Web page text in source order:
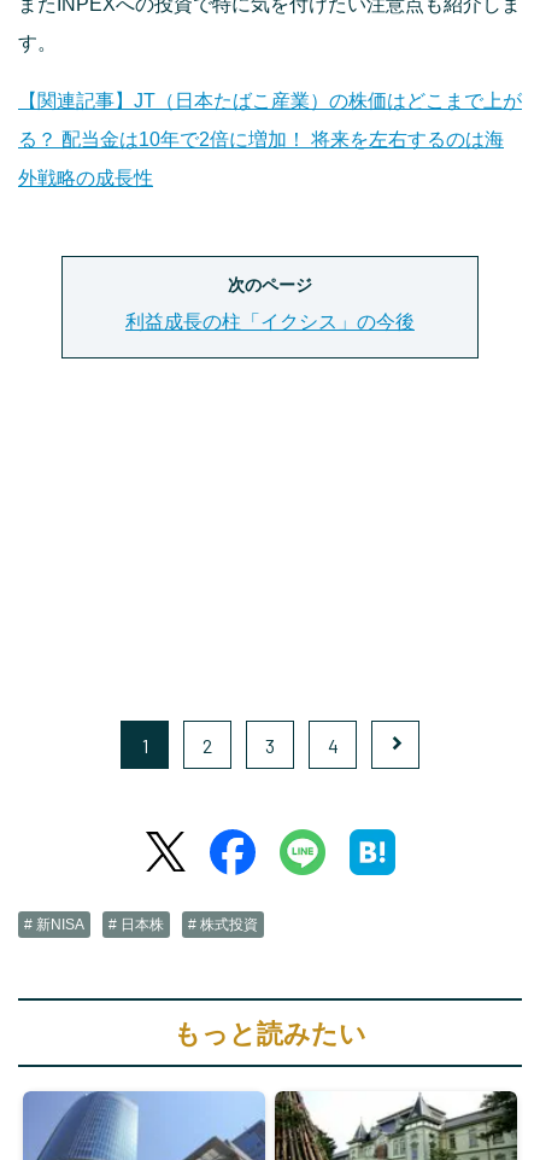
す。
【関連記事】JT（日本たばこ産業）の株価はどこまで上が
る？ 配当金は10年で2倍に増加！ 将来を左右するのは海
外戦略の成長性
次のページ
利益成長の柱「イクシス」の今後
1 2 3 4
# 新NISA # 日本株 # 株式投資
もっと読みたい